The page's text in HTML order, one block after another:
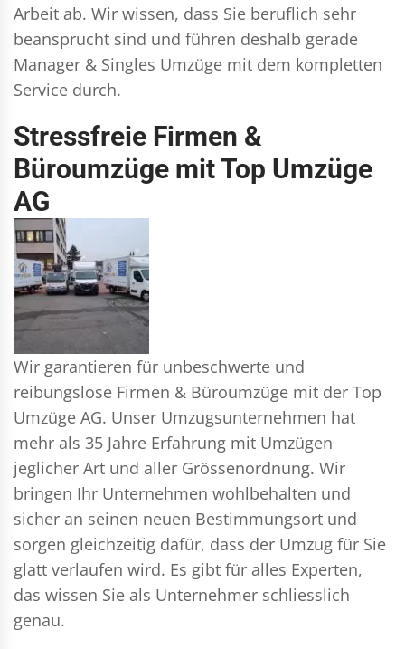
Arbeit ab. Wir wissen, dass Sie beruflich sehr
beansprucht sind und führen deshalb gerade
Manager & Singles Umzüge mit dem kompletten
Service durch.
Stressfreie Firmen &
Büroumzüge mit Top Umzüge
AG
Wir garantieren für unbeschwerte und
reibungslose Firmen & Büroumzüge mit der Top
Umzüge AG. Unser Umzugsunternehmen hat
mehr als 35 Jahre Erfahrung mit Umzügen
jeglicher Art und aller Grössenordnung. Wir
bringen Ihr Unternehmen wohlbehalten und
sicher an seinen neuen Bestimmungsort und
sorgen gleichzeitig dafür, dass der Umzug für Sie
glatt verlaufen wird. Es gibt für alles Experten,
das wissen Sie als Unternehmer schliesslich
genau.